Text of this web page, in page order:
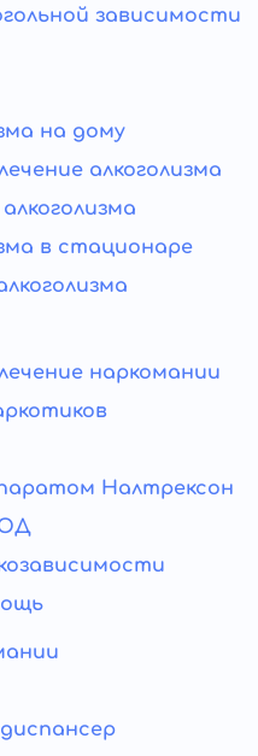
зависимости
на дому
алкоголизма
в стационаре
наркомании
Налтрексон